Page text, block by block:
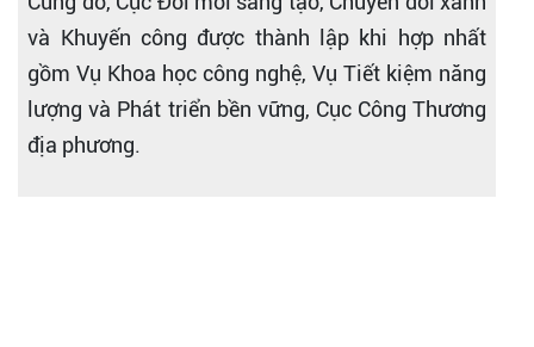
và Khuyến công được thành lập khi hợp nhất
gồm Vụ Khoa học công nghệ, Vụ Tiết kiệm năng
lượng và Phát triển bền vững, Cục Công Thương
địa phương.